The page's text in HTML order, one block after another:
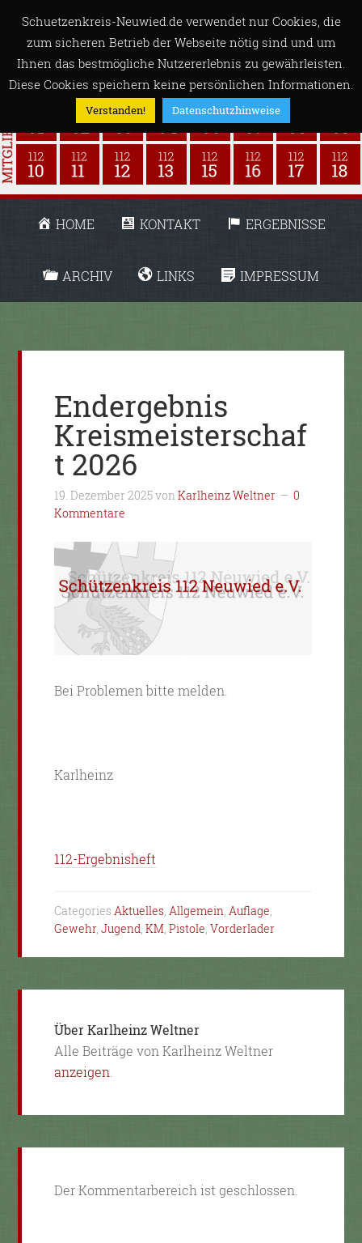
HOME KONTAKT ERGEBNISSE
ARCHIV LINKS IMPRESSUM
Endergebnis
Kreismeisterschaf
t 2026
19. Dezember 2025vonKarlheinz Weltner
0
Kommentare
Bei Problemen bitte melden.
Karlheinz
112-Ergebnisheft
Categories Aktuelles Allgemein Auflage
Gewehr,Jugend ,KM ,Pistole ,Vorderlader
ÜberKarlheinz Weltner
Alle Beiträge von Karlheinz Weltner
anzeigen
Der Kommentarbereich ist geschlossen.
Schuetzenkreis-Neuwied.de verwendet nur Cookies, die
zum sicheren Betrieb der Webseite nötig sind und um
Ihnen das bestmögliche Nutzererlebnis zu gewährleisten.
Diese Cookies speichern keine persönlichen Informationen.
Verstanden! Datenschutzhinweise